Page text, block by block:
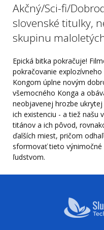
Akčný/Sci-fi/
slovenské titulky,
skupinu
Epická bitka pokračuje!
pokračovanie
Kongom úplne novým
všemocného Konga a
neobjavenej hrozbe
ich existenciu - a tiež našu
titánov a ich pôvod,
ďalších miest, pričom
sformovať tieto výnimočné
ľudstvom.